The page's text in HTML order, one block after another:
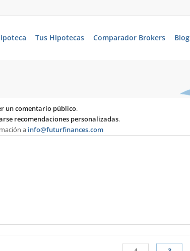
Tus Hipotecas Comparador Brokers Blog
un comentario público.
recomendaciones personalizadas.
a info@futurfinances.com